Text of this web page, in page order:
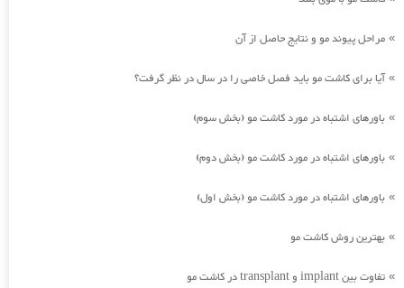
» مراحل پیوند مو و نتایج حاصل از آن
»آیا برای کاشت مو باید فصل خاصی را در سال در نظر گرفت؟
» باورهای اشتباه در مورد کاشت مو (بخش سوم)
» باورهای اشتباه در مورد کاشت مو (بخش دوم)
» باورهای اشتباه در مورد کاشت مو (بخش اول)
» بهترین روش کاشت مو
» تفاوت بین implant و transplant در کاشت مو